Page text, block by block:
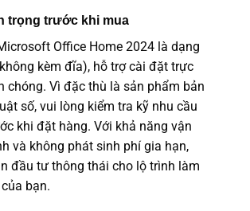
trọng trước khi mua
Office Home 2024 là dạng
kèm đĩa), hỗ trợ cài đặt trực
chóng. Vì đặc thù là sản phẩm bản
số, vui lòng kiểm tra kỹ nhu cầu
khi đặt hàng. Với khả năng vận
và không phát sinh phí gia hạn,
đầu tư thông thái cho lộ trình làm
bạn.